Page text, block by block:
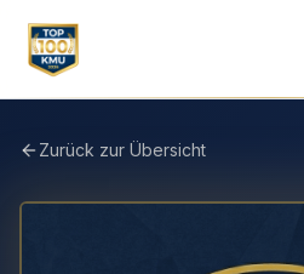
Zurück zur Übersicht